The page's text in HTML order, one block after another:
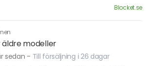
Blocket.se
modeller
sedan - Till försäljning i 26 dagar